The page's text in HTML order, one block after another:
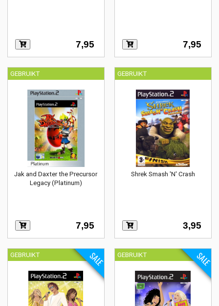
7,95 7,95
GEBRUIKT
Jak and Daxter the Precursor
Legacy (Platinum)
7,95
GEBRUIKT
Shrek Smash 'N' Crash
3,95
GEBRUIKT SALE GEBRUIKT SALE